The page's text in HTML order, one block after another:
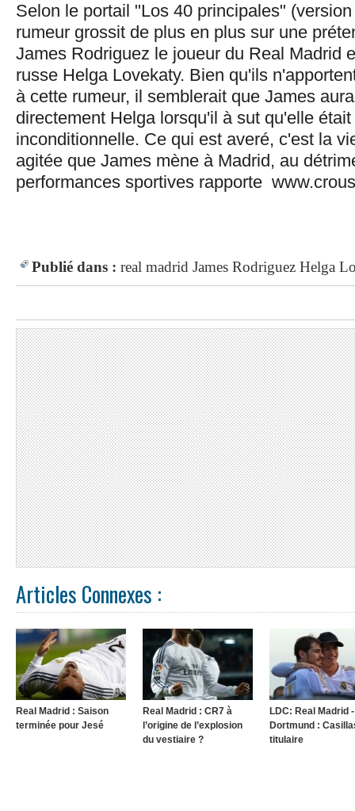
Selon le portail "Los 40 principales"
rumeur grossit de plus en plus sur une
James Rodriguez le joueur du Real Madrid
russe Helga Lovekaty. Bien qu'ils
à cette rumeur, il semblerait que James
directement Helga lorsqu'il à sut qu'elle
inconditionnelle. Ce qui est averé, c'est la
agitée que James mène à Madrid, au
performances sportives rapporte
Publié dans : real madrid James Rodriguez Helga
Articles Connexes :
Real Madrid : Saison
terminée pour Jesé
Real Madrid : CR7 à
l’origine de l’explosion
du vestiaire ?
LDC: Real Madrid -
Dortmund :
titulaire